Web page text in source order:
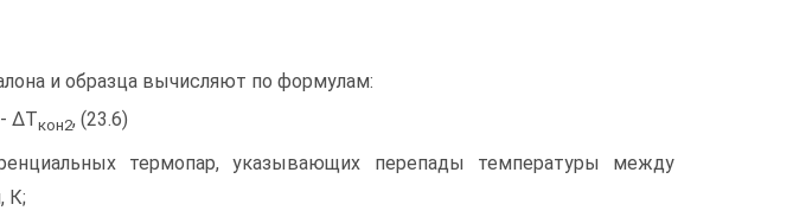
и образца вычисляют по формулам:
- ΔТкон2, (23.6)
термопар, указывающих перепады температуры между
К;